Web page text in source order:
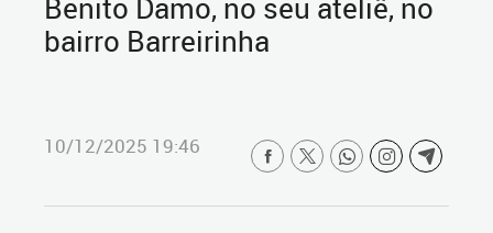
Benito Damo, no seu ateliê, no
bairro Barreirinha
10/12/2025 19:46